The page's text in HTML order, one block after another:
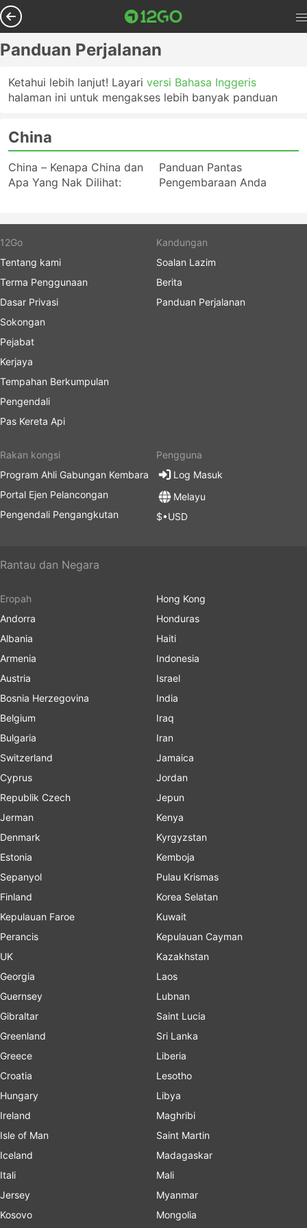
Panduan Perjalanan
Ketahui lebih lanjut! Layari versi Bahasa Inggeris
halaman ini untuk mengakses lebih banyak panduan
China
China – Kenapa China dan
Apa Yang Nak Dilihat:
Panduan Pantas
Pengembaraan Anda
12Go
Tentang kami
Terma Penggunaan
Dasar Privasi
Sokongan
Pejabat
Kerjaya
Tempahan Berkumpulan
Pengendali
Pas Kereta Api
Kandungan
Soalan Lazim
Berita
Panduan Perjalanan
Rakan kongsi
Program Ahli Gabungan Kembara
Portal Ejen Pelancongan
Pengendali Pengangkutan
Pengguna
Log Masuk
Melayu
$•USD
Rantau dan Negara
Eropah
Andorra
Albania
Armenia
Austria
Bosnia Herzegovina
Belgium
Bulgaria
Switzerland
Cyprus
Republik Czech
Jerman
Denmark
Estonia
Sepanyol
Finland
Kepulauan Faroe
Perancis
UK
Georgia
Guernsey
Gibraltar
Greenland
Greece
Croatia
Hungary
Ireland
Isle of Man
Iceland
Itali
Jersey
Kosovo
Hong Kong
Honduras
Haiti
Indonesia
Israel
India
Iraq
Iran
Jamaica
Jordan
Jepun
Kenya
Kyrgyzstan
Kemboja
Pulau Krismas
Korea Selatan
Kuwait
Kepulauan Cayman
Kazakhstan
Laos
Lubnan
Saint Lucia
Sri Lanka
Liberia
Lesotho
Libya
Maghribi
Saint Martin
Madagaskar
Mali
Myanmar
Mongolia